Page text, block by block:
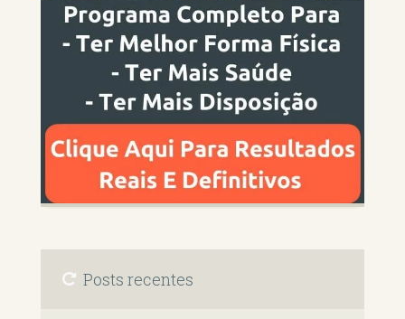
Posts recentes